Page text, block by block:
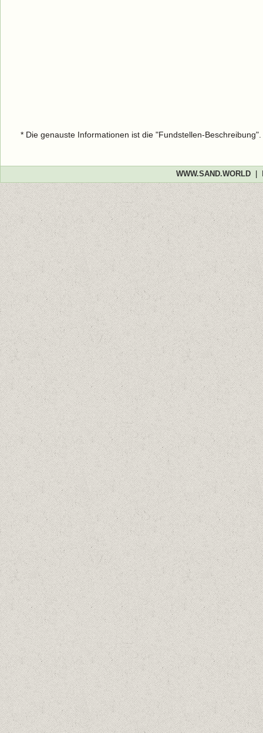
* Die genauste Informationen ist die "Fundstellen-
WWW.SAND.WORLD|